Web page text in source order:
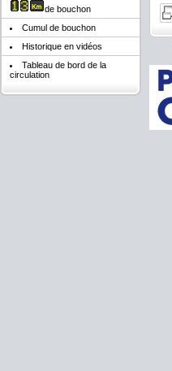
de bouchon
Cumul de bouchon
Historique en vidéos
Tableau de bord de la
circulation